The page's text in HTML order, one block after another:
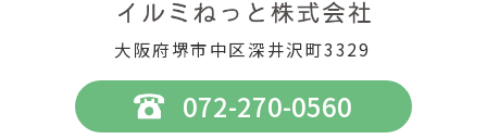
大阪府堺市中区深井沢町3329
072-270-0560